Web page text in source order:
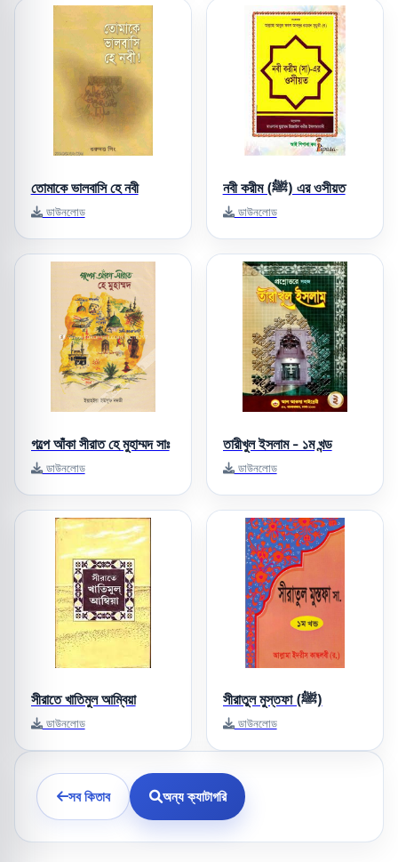
তোমাকে ভালবাসি হে নবী
ডাউনলোড
নবী করীম (ﷺ) এর ওসীয়ত
ডাউনলোড
গল্পে আঁকা সীরাত হে মুহাম্মদ সাঃ
ডাউনলোড
তারীখুল ইসলাম - ১ম খন্ড
ডাউনলোড
সীরাতে খাতিমুল আম্বিয়া
ডাউনলোড
সীরাতুল মুস্তফা (ﷺ)
ডাউনলোড
সব কিতাব অন্য ক্যাটাগরি